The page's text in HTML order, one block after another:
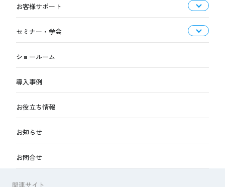
お客様サポート
セミナー・学会
ショールーム
導入事例
お役立ち情報
お知らせ
お問合せ
関連サイト